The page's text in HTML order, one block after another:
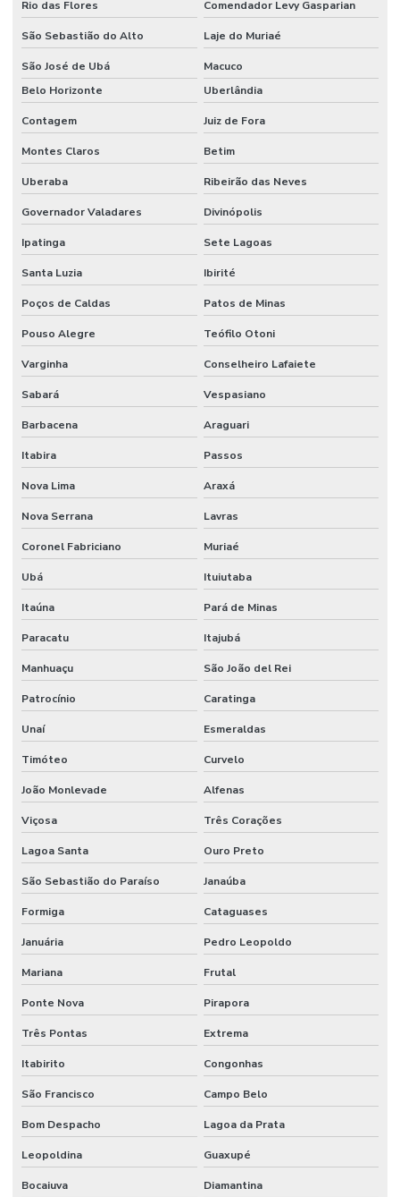
Rio das Flores Comendador Levy Gasparian
São Sebastião do Alto Laje do Muriaé
São José de Ubá
Macuco
Belo Horizonte
Uberlândia
Contagem Juiz de Fora
Montes Claros Betim
Uberaba Ribeirão das Neves
Governador Valadares Divinópolis
Ipatinga Sete Lagoas
Santa Luzia Ibirité
Poços de Caldas Patos de Minas
Pouso Alegre Teófilo Otoni
Varginha Conselheiro Lafaiete
Sabará Vespasiano
Barbacena Araguari
Itabira Passos
Nova Lima Araxá
Nova Serrana Lavras
Coronel Fabriciano Muriaé
Ubá Ituiutaba
Itaúna Pará de Minas
Paracatu Itajubá
Manhuaçu São João del Rei
Patrocínio Caratinga
Unaí Esmeraldas
Timóteo Curvelo
João Monlevade Alfenas
Viçosa Três Corações
Lagoa Santa Ouro Preto
São Sebastião do Paraíso Janaúba
Formiga Cataguases
Januária Pedro Leopoldo
Mariana Frutal
Ponte Nova Pirapora
Três Pontas Extrema
Itabirito Congonhas
São Francisco Campo Belo
Bom Despacho Lagoa da Prata
Leopoldina Guaxupé
Bocaiuva Diamantina